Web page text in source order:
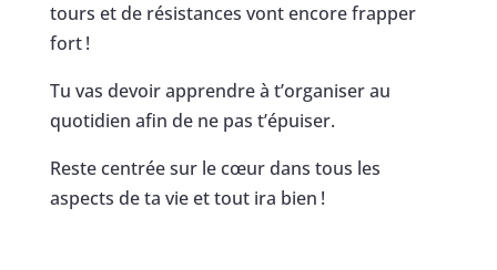
tours et de résistances vont encore frapper
fort !
Tu vas devoir apprendre à t’organiser au
quotidien afin de ne pas t’épuiser.
Reste centrée sur le cœur dans tous les
aspects de ta vie et tout ira bien !